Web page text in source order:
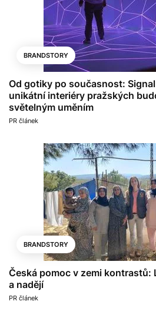
BRANDSTORY
Od gotiky po současnost:
unikátní interiéry pražských
světelným uměním
PR článek
BRANDSTORY
Česká pomoc v zemi kontrastů:
a nadějí
PR článek